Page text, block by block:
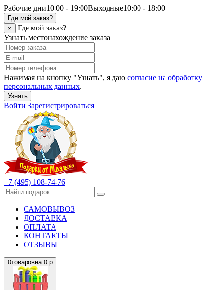
Рабочие дни10:00 - 19:00Выходные10:00 - 18:00
Где мой заказ?
×
Где мой заказ?
Узнать местонахождение заказа
Нажимая на кнопку "Узнать", я даю согласие на обработку
персональных данных.
Узнать
Войти Зарегистрироваться
+7 (495) 108-74-76
САМОВЫВОЗ
ДОСТАВКА
ОПЛАТА
КОНТАКТЫ
ОТЗЫВЫ
0товаровна 0 р